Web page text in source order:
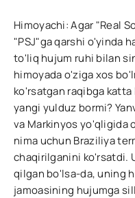
Himoyachi: Agar "Real
"PSJ"ga qarshi o'yinda
to'liq hujum ruhi bilan
himoyada o'ziga xos
ko'rsatgan raqibga
yangi yulduz bormi?
va Markinyos yo'qligida
nima uchun Braziliya
chaqirilganini ko'rsatdi.
qilgan bo'lsa-da, uning
jamoasining hujumga